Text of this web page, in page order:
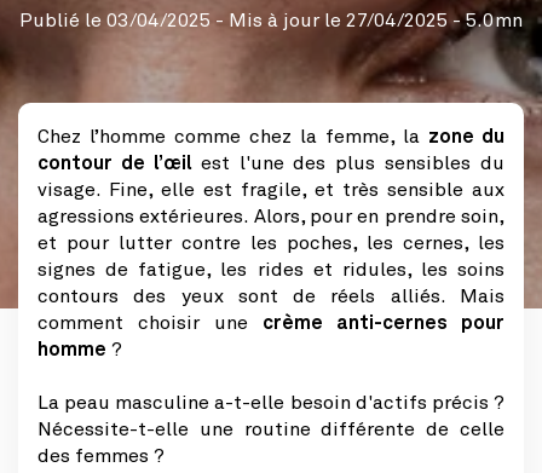
Publié le 03/04/2025 - Mis à jour le 27/04/2025 - 5.0mn
Chez l’homme comme chez la femme, la zone du
contour de l’œil est l'une des plus sensibles du
visage. Fine, elle est fragile, et très sensible aux
agressions extérieures. Alors, pour en prendre soin,
et pour lutter contre les poches, les cernes, les
signes de fatigue, les rides et ridules, les soins
contours des yeux sont de réels alliés. Mais
comment choisir une crème anti-cernes pour
homme ?
La peau masculine a-t-elle besoin d'actifs précis ?
Nécessite-t-elle une routine différente de celle
des femmes ?